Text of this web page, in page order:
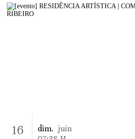
16 dim. juin